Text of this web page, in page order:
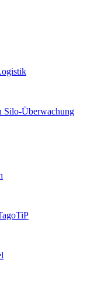
Silo-Überwachung